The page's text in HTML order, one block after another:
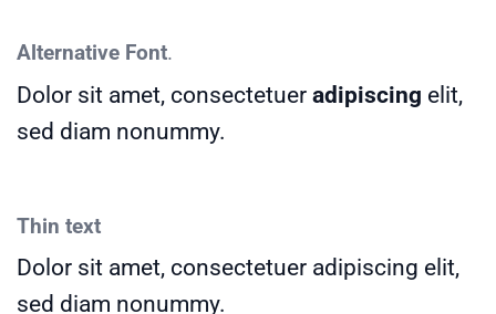
Alternative Font.
Dolor sit amet, consectetuer adipiscing elit,
sed diam nonummy.
Thin text
Dolor sit amet, consectetuer adipiscing elit,
sed diam nonummy.